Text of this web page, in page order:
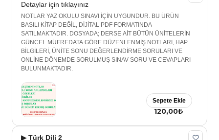
Detaylar için tıklayınız
NOTLAR YAZ OKULU SINAVI İÇİN UYGUNDUR. BU ÜRÜN
BASILI KİTAP DEĞİL, DİJİTAL PDF FORMATINDA
SATILMAKTADIR. DOSYADA; DERSE AİT BÜTÜN ÜNİTELERİN
GÜNCEL MÜFREDATA GÖRE DÜZENLENMİŞ NOTLARI, HAP
BİLGİLERİ, ÜNİTE SONU DEĞERLENDİRME SORULARI VE
ONLİNE DÖNEMDE SORULMUŞ SINAV SORU VE CEVAPLARI
BULUNMAKTADIR.
120,00₺
Sepete Ekle
▶ Türk Dili 2